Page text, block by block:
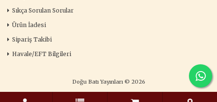
Sıkça Sorulan Sorular
Ürün İadesi
Sipariş Takibi
Havale/EFT Bilgileri
Doğu Batı Yayınları © 2026